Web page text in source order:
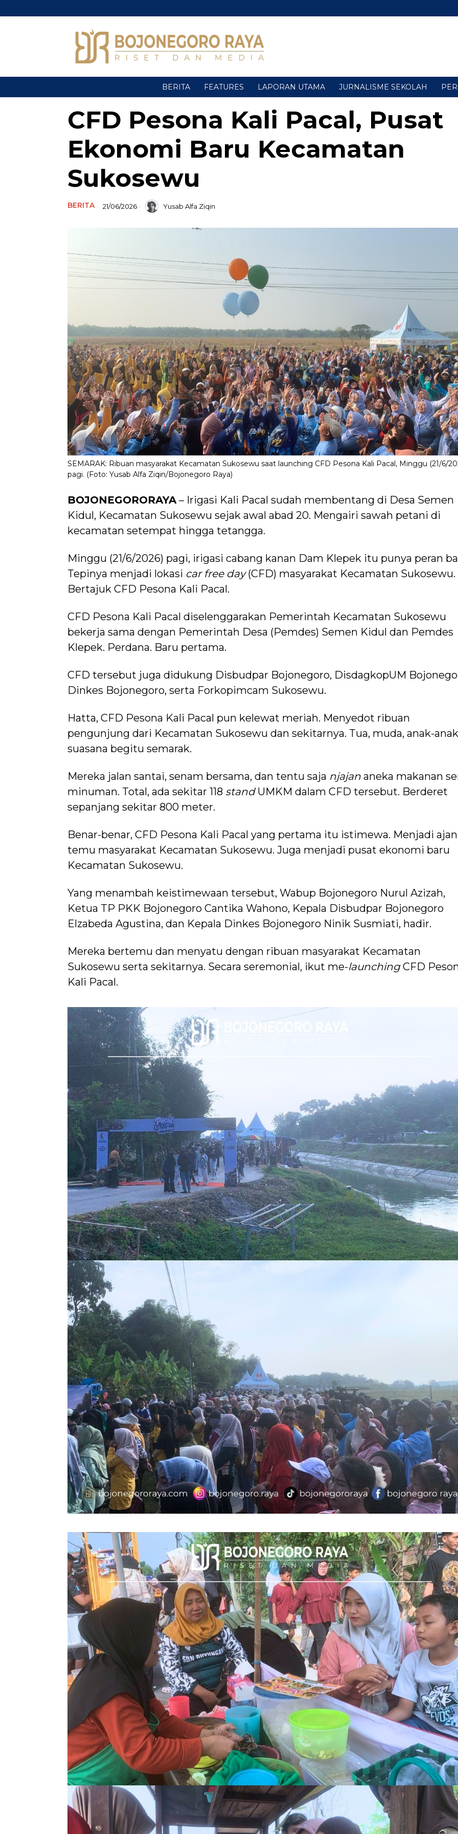
BERITA FEATURES LAPORAN UTAMA JURNALISME SEKOLAH
CFD Pesona Kali Pacal, Pusat
Ekonomi Baru Kecamatan
Sukosewu
BERITA 21/06/2026 Yusab Alfa Ziqin
SEMARAK: Ribuan masyarakat Kecamatan Sukosewu saat launching CFD Pesona Kali Pacal, Minggu (21/6/
pagi. (Foto: Yusab Alfa Ziqin/Bojonegoro Raya)
BOJONEGORORAYA– Irigasi Kali Pacal sudah membentang di Desa Semen
Kidul, Kecamatan Sukosewu sejak awal abad 20. Mengairi sawah petani di
kecamatan setempat hingga tetangga.
Minggu (21/6/2026) pagi, irigasi cabang kanan Dam Klepek itu punya peran
Tepinya menjadi lokasi car free day(CFD) masyarakat Kecamatan Sukosewu.
Bertajuk CFD Pesona Kali Pacal.
CFD Pesona Kali Pacal diselenggarakan Pemerintah Kecamatan Sukosewu
bekerja sama dengan Pemerintah Desa (Pemdes) Semen Kidul dan Pemdes
Klepek. Perdana. Baru pertama.
CFD tersebut juga didukung Disbudpar Bojonegoro, DisdagkopUM
Dinkes Bojonegoro, serta Forkopimcam Sukosewu.
Hatta, CFD Pesona Kali Pacal pun kelewat meriah. Menyedot ribuan
pengunjung dari Kecamatan Sukosewu dan sekitarnya. Tua, muda, anak-
suasana begitu semarak.
Mereka jalan santai, senam bersama, dan tentu saja njajan aneka makanan
minuman. Total, ada sekitar 118 standUMKM dalam CFD tersebut. Berderet
sepanjang sekitar 800 meter.
Benar-benar, CFD Pesona Kali Pacal yang pertama itu istimewa. Menjadi
temu masyarakat Kecamatan Sukosewu. Juga menjadi pusat ekonomi baru
Kecamatan Sukosewu.
Yang menambah keistimewaan tersebut, Wabup Bojonegoro Nurul Azizah,
Ketua TP PKK Bojonegoro Cantika Wahono, Kepala Disbudpar Bojonegoro
Elzabeda Agustina, dan Kepala Dinkes Bojonegoro Ninik Susmiati, hadir.
Mereka bertemu dan menyatu dengan ribuan masyarakat Kecamatan
Sukosewu serta sekitarnya. Secara seremonial, ikut me-launchingCFD
Kali Pacal.